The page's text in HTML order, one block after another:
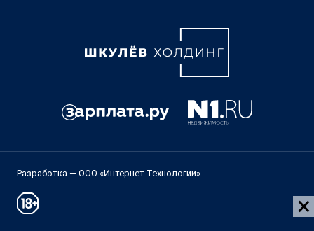
Разработка — ООО «Интернет Технологии»